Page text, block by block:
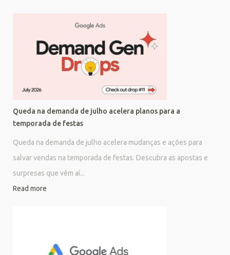
Queda na demanda de julho acelera planos para a
temporada de festas
Queda na demanda de julho acelera mudanças e ações para
salvar vendas na temporada de festas. Descubra as apostas e
surpresas que vêm aí...
Read more